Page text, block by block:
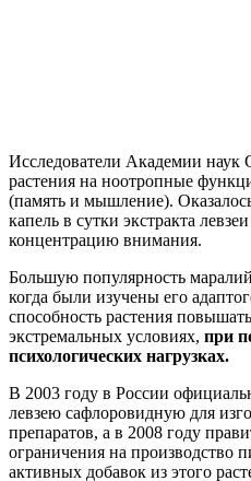
Исследователи Академии наук
растения на ноотропные
(память и мышление).
капель в сутки экстракта
концентрацию внимания.
Большую популярность
когда были изучены его
способность растения
экстремальных условиях, при
психологических нагрузках.
В 2003 году в России
левзею сафлоровидную для
препаратов, а в 2008 году
ограничения на производство
активных добавок из этого